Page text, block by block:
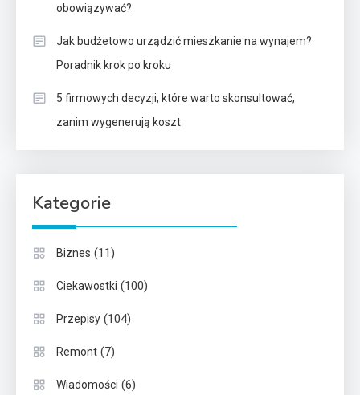
obowiązywać?
Jak budżetowo urządzić mieszkanie na wynajem?
Poradnik krok po kroku
5 firmowych decyzji, które warto skonsultować,
zanim wygenerują koszt
Kategorie
Biznes (11)
Ciekawostki (100)
Przepisy (104)
Remont (7)
Wiadomości (6)